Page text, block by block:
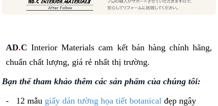
AD.C Interior Materials cam kết bán hàng chính hãng,
chuẩn chất lượng, giá rẻ nhất thị trường.
Bạn thể tham khảo thêm các sản phẩm của chúng tôi:
- 12 mẫu giấy dán tường họa tiết botanical đẹp ngây